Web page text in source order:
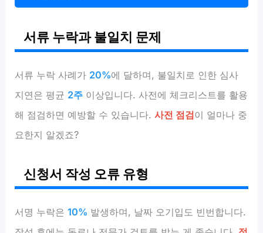
서류 누락과 불일치 문제
서류 누락 사례가 20%에 달하며, 불일치로 인한 심사
지연은 평균 2주 이상입니다. 사전에 체크리스트를 활용
해 점검하면 예방할 수 있습니다.사전 점검이 얼마나 중
요한지 알겠죠?
신청서 작성 오류 유형
서명 누락은10% 발생하며, 날짜 오기입도 빈번합니다.